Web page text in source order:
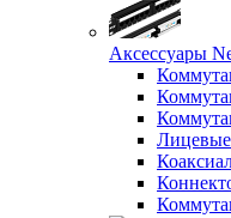
Аксессуары
Лицевые